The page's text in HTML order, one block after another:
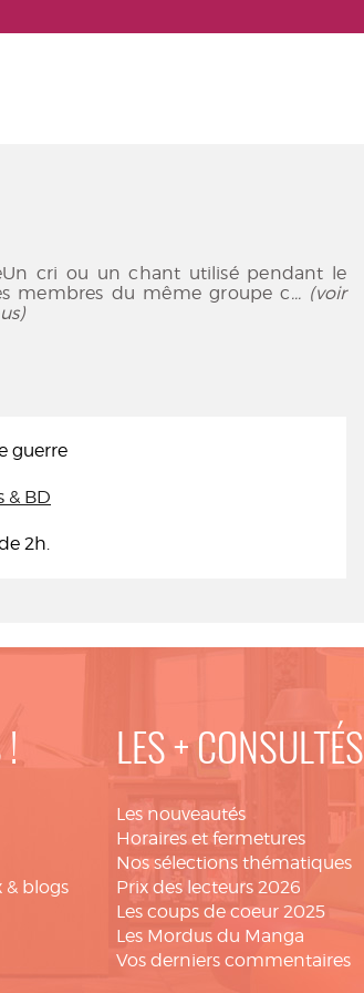
cri ou un chant utilisé pendant le
membres du même groupe c... (voir
guerre
& BD
2h.
!
& blogs
LES + CONSULTÉS
Les nouveautés
Horaires et fermetures
Nos sélections thématiques
Prix des lecteurs 2026
Les coups de coeur 2025
Les Mordus du Manga
Vos derniers commentaires